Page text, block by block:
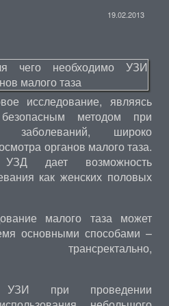
19.02.2013
исследование, являясь
методом при
заболеваний, широко
органов малого таза.
УЗД дает возможность
как женских половых
малого таза может
основными способами –
трансректально,
УЗИ при проведении